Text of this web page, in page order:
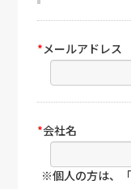
*メールアドレス
*会社名
※個人の方は、